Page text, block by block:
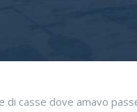
di casse dove amavo